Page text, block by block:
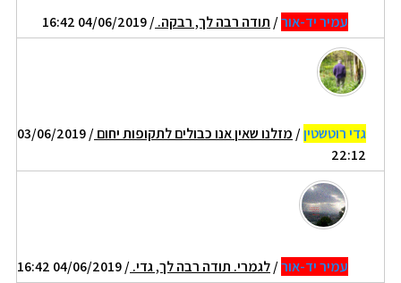
עמיר יד-אור/ תודה רבה לך, רבקה./ 04/06/2019 16:42
גדי רוטשטין/ מזלנו שאין אנו כבולים לתקופות יחום
/ 03/06/2019
22:12
עמיר יד-אור/לגמרי. תודה רבה לך, גדי./ 04/06/2019 16:42